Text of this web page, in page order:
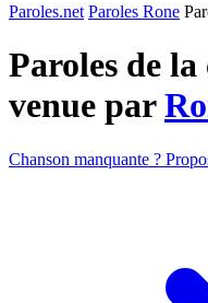
Paroles.net Paroles Rone
Paroles de
venue par
Chanson manquante ?